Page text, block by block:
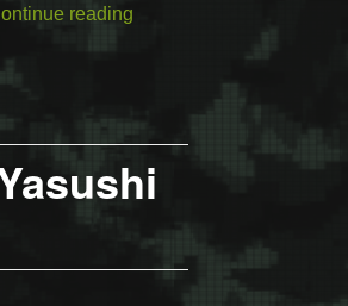
reading“Srebrenica – početak